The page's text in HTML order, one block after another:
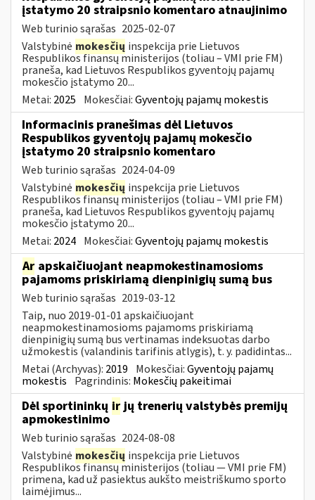
įstatymo 20 straipsnio komentaro atnaujinimo
Web turinio sąrašas 2025-02-07
Valstybinė mokesčių inspekcija prie Lietuvos
Respublikos finansų ministerijos (toliau – VMI prie FM)
praneša, kad Lietuvos Respublikos gyventojų pajamų
mokesčio įstatymo 20...
Metai: 2025 Mokesčiai:Gyventojų pajamų mokestis
Informacinis pranešimas dėl Lietuvos
Respublikos gyventojų pajamų mokesčio
įstatymo 20 straipsnio komentaro
Web turinio sąrašas 2024-04-09
Valstybinė mokesčių inspekcija prie Lietuvos
Respublikos finansų ministerijos (toliau – VMI prie FM)
praneša, kad Lietuvos Respublikos gyventojų pajamų
mokesčio įstatymo 20...
Metai: 2024 Mokesčiai:Gyventojų pajamų mokestis
Ar apskaičiuojant neapmokestinamosioms
pajamoms priskiriamą dienpinigių sumą bus
Web turinio sąrašas 2019-03-12
Taip, nuo 2019-01-01 apskaičiuojant
neapmokestinamosioms pajamoms priskiriamą
dienpinigių sumą bus vertinamas indeksuotas darbo
užmokestis (valandinis tarifinis atlygis), t. y. padidintas...
Metai (Archyvas): 2019 Mokesčiai:Gyventojų pajamų
mokestis Pagrindinis: Mokesčių pakeitimai
Dėl sportininkų irjų trenerių valstybės premijų
apmokestinimo
Web turinio sąrašas 2024-08-08
Valstybinė mokesčių inspekcija prie Lietuvos
Respublikos finansų ministerijos (toliau — VMI prie FM)
primena, kad už pasiektus aukšto meistriškumo sporto
laimėjimus...